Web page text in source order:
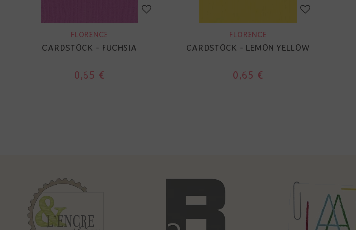
FLORENCE
CARDSTOCK - FUCHSIA
0,65 €
FLORENCE
CARDSTOCK - LEMON YELLOW
0,65 €